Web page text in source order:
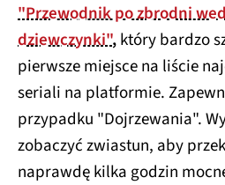
"Przewodnik po zbrodni
dziewczynki",który bardzo
pierwsze miejsce na liście
seriali na platformie.
przypadku "Dojrzewania".
zobaczyć zwiastun, aby
naprawdę kilka godzin